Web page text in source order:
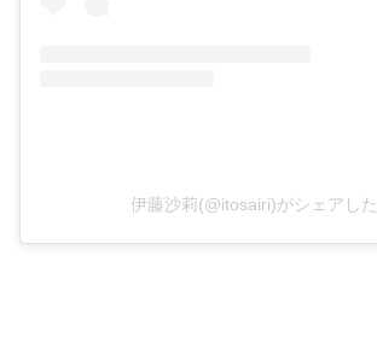
伊藤沙莉(@itosairi)がシェアし